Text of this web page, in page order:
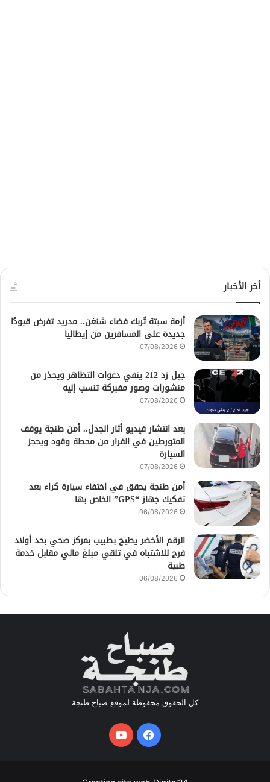
أخر الأخبار
أزمة سبتة تُربك فضاء شنغن.. مدريد تفرض قيودًا
جديدة على المسافرين من إيطاليا
07/08/2026
جيل زد 212 ينفي دعوات التظاهر ويحذر من
منشورات وصور مفبركة تنسب إليه
07/08/2026
بعد انتشار فيديو أثار الجدل.. أمن طنجة يوقف
المتورطين في الفرار من محطة وقود ويحجز
السيارة
07/08/2026
أمن طنجة يحقق في اختفاء سيارة كراء بعد
تفكيك جهاز “GPS” الخاص بها
06/08/2026
الرقم الأخضر يطيح بطبيب بمركز صحي بحد أولاد
فرج للاشتباه في تلقي مبلغ مالي مقابل خدمة
طبية
06/08/2026
كل الحقوق محفوظة لموقع صباح طنجة
فيسبوكيوتيوب